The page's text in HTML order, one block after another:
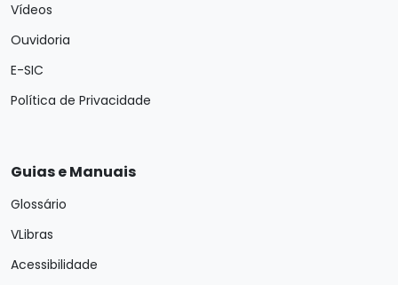
Vídeos
Ouvidoria
E-SIC
Política de Privacidade
Guias e Manuais
Glossário
VLibras
Acessibilidade